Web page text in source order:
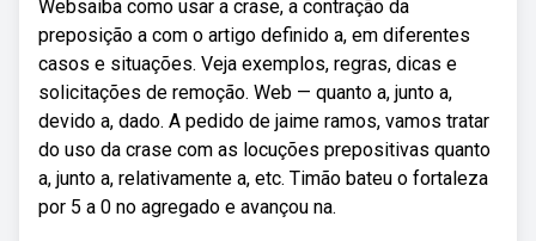
Websaiba como usar a crase, a contração da
preposição a com o artigo definido a, em diferentes
casos e situações. Veja exemplos, regras, dicas e
solicitações de remoção. Web — quanto a, junto a,
devido a, dado. A pedido de jaime ramos, vamos tratar
do uso da crase com as locuções prepositivas quanto
a, junto a, relativamente a, etc. Timão bateu o fortaleza
por 5 a 0 no agregado e avançou na.